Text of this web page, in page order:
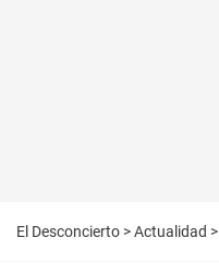
El Desconcierto >Actualidad >